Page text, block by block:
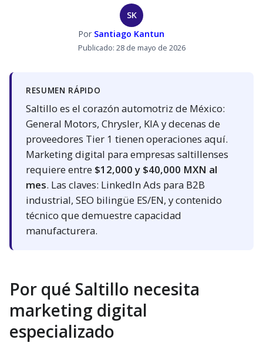
SK
Por Santiago Kantun
Publicado: 28 de mayo de 2026
RESUMEN RÁPIDO
Saltillo es el corazón automotriz de México:
General Motors, Chrysler, KIA y decenas de
proveedores Tier 1 tienen operaciones aquí.
Marketing digital para empresas saltillenses
requiere entre $12,000 y $40,000 MXN al
mes. Las claves: LinkedIn Ads para B2B
industrial, SEO bilingüe ES/EN, y contenido
técnico que demuestre capacidad
manufacturera.
Por qué Saltillo necesita
marketing digital
especializado